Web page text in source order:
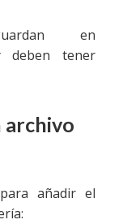
en
deben tener
archivo
añadir el